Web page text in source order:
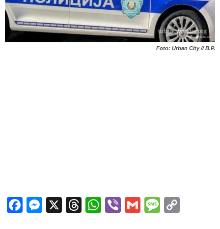
Foto: Urban City // B.P.
Facebook
Messenger
X Threads
WhatsApp
ViberGmail